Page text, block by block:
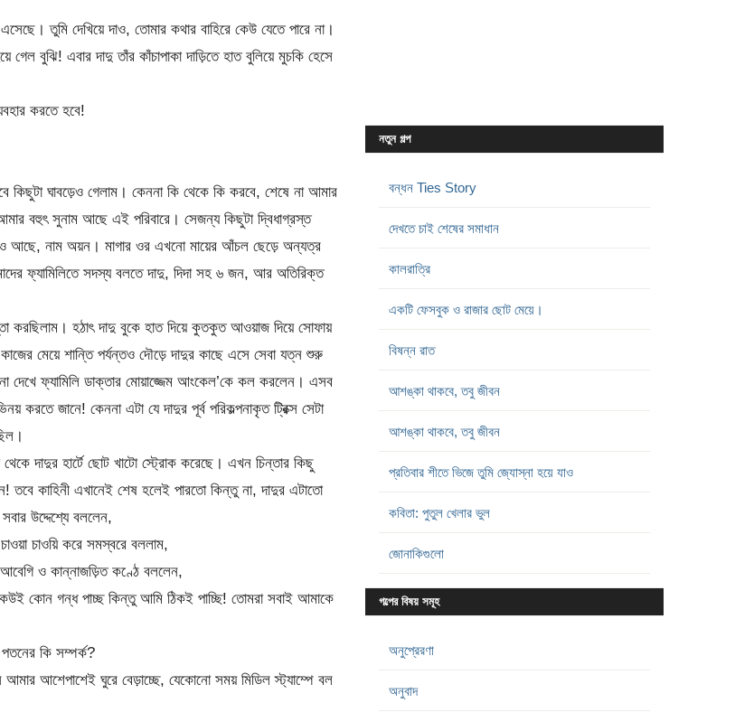
তুমি দেখিয়ে দাও, তোমার কথার বাহিরে কেউ যেতে পারে না।
বুঝি! এবার দাদু তাঁর কাঁচাপাকা দাড়িতে হাত বুলিয়ে মুচকি হেসে
করতে হবে!
কিছুটা ঘাবড়েও গেলাম।‌ কেননা কি থেকে কি করবে, শেষে না আমার
বহুৎ সুনাম আছে এই পরিবারে। সেজন্য কিছুটা দ্বিধাগ্রস্ত
আছে, নাম অয়ন। মাগার ওর এখনো মায়ের আঁচল ছেড়ে অন্যত্র
ফ্যামিলিতে সদস্য বলতে দাদু, দিদা সহ ৬ জন, আর অতিরিক্ত
করছিলাম। হঠাৎ দাদু বুকে হাত দিয়ে কুতকুত আওয়াজ দিয়ে সোফায়
মেয়ে শান্তি পর্যন্তও দৌড়ে দাদুর কাছে এসে সেবা যত্ন শুরু
দেখে ফ্যামিলি ডাক্তার মোয়াজ্জেম আংকেল’কে কল করলেন। এসব
জানে! কেননা এটা যে দাদুর পূর্ব পরিকল্পনাকৃত ট্রিক্স সেটা
দাদুর হার্টে ছোট খাটো স্ট্রোক করেছে। এখন চিন্তার কিছু
কাহিনী এখানেই শেষ হলেই পারতো কিন্তু না, দাদুর এটাতো
উদ্দেশ্যে বললেন,
চাওয়ি করে সমস্বরে বললাম,
ও কান্নাজড়িত কণ্ঠে বললেন,
কোন গন্ধ পাচ্ছ কিন্তু আমি ঠিকই পাচ্ছি! তোমরা সবাই আমাকে
কি সম্পর্ক?
আশেপাশেই ঘুরে বেড়াচ্ছে, যেকোনো সময় মিডিল স্ট্যাম্পে বল
নতুন গল্প
বন্ধন Ties Story
দেখতে চাই শেষের সমাধান
কালরাত্রি
একটি ফেসবুক ও রাজার ছোট মেয়ে।
বিষন্ন রাত
আশঙ্কা থাকবে, তবু জীবন
আশঙ্কা থাকবে, তবু জীবন
প্রতিবার শীতে ভিজে তুমি জ্যোস্না হয়ে যাও
কবিতা: পুতুল খেলার ভুল
জোনাকিগুলো
গল্পের বিষয় সমূহ
অনুপ্রেরণা
অনুবাদ